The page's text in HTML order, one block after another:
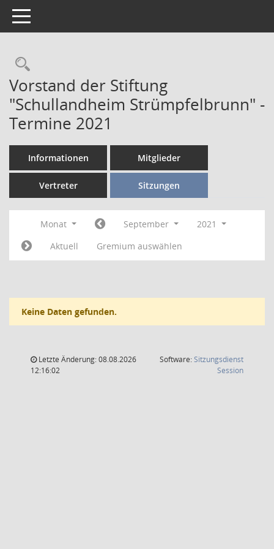
Toggle navigation
Vorstand der Stiftung
"Schullandheim Strümpfelbrunn" -
Termine 2021
Informationen Mitglieder
Vertreter Sitzungen
Monat September
2021
Aktuell
Gremium auswählen
Keine Daten gefunden.
Letzte Änderung: 08.08.2026
12:16:02
Software:Sitzungsdienst
Session(Wird in